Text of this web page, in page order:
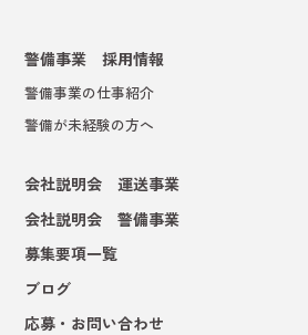
警備事業 採用情報
警備事業の仕事紹介
警備が未経験の方へ
会社説明会 運送事業
会社説明会 警備事業
募集要項一覧
ブログ
応募・お問い合わせ